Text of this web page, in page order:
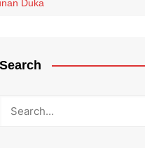
Duka
Search